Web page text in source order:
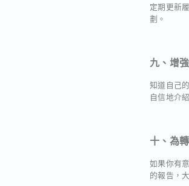
定期更新
劃。
九、增
知道自己
自信地介
十、為
如果你有
的報告，